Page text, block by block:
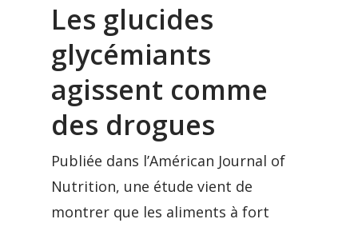
Les glucides
glycémiants
agissent comme
des drogues
Publiée dans l’Américan Journal of
Nutrition, une étude vient de
montrer que les aliments à fort